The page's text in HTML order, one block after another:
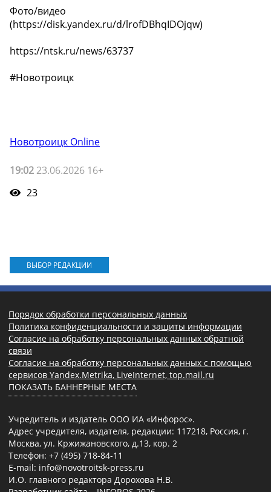
Фото/видео
(https://disk.yandex.ru/d/lrofDBhqIDOjqw)
https://ntsk.ru/news/63737
#Новотроицк
Новотроицк Online
19:02 23.06.2026 16+
23
ВЫБОР РЕДАКЦИИ
Порядок обработки персональных данных
Политика конфиденциальности и защиты информации
Согласие на обработку персональных данных обратной
связи
Согласие на обработку персональных данных с помощью
сервисов Yandex.Metrika, LiveInternet, top.mail.ru
ПОКАЗАТЬ БАННЕРНЫЕ МЕСТА
Учредитель и издатель ООО ИА «Инфорос».
Адрес учредителя, издателя, редакции: 117218, Россия, г.
Москва, ул. Кржижановского, д.13, кор. 2
Телефон: +7 (495) 718-84-11
E-mail: info@novotroitsk-press.ru
И.О. главного редактора Дорохова Н.В.